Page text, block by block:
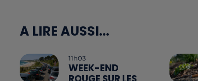
A LIRE AUSSI...
11h03
WEEK-END